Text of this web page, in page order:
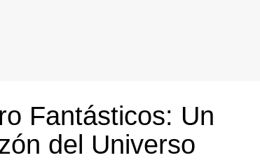
Fantásticos: Un
del Universo